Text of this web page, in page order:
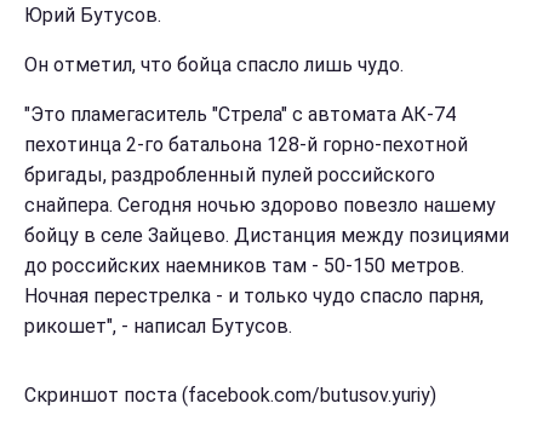
Юрий Бутусов.
Он отметил, что бойца спасло лишь чудо.
"Это пламегаситель "Стрела" с автомата АК-74
пехотинца 2-го батальона 128-й горно-пехотной
бригады, раздробленный пулей российского
снайпера. Сегодня ночью здорово повезло нашему
бойцу в селе Зайцево. Дистанция между позициями
до российских наемников там - 50-150 метров.
Ночная перестрелка - и только чудо спасло парня,
рикошет", - написал Бутусов.
Скриншот поста (facebook.com/butusov.yuriy)